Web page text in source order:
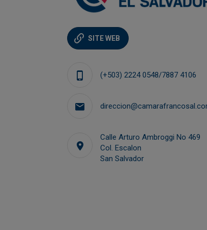
SITE WEB
(+503) 2224 0548/7887 4106
Calle Arturo Ambroggi No 469
Col. Escalon
San Salvador